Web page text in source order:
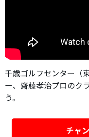
千歳ゴルフセンター（
ー、齋藤孝治プロのク
う。
チャ